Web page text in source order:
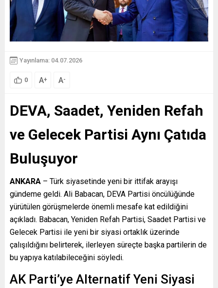
Yayınlama: 04.07.2026
0 A+ A-
DEVA, Saadet, Yeniden Refah
ve Gelecek Partisi Aynı Çatıda
Buluşuyor
ANKARA – Türk siyasetinde yeni bir ittifak arayışı
gündeme geldi. Ali Babacan, DEVA Partisi öncülüğünde
yürütülen görüşmelerde önemli mesafe kat edildiğini
açıkladı. Babacan, Yeniden Refah Partisi, Saadet Partisi ve
Gelecek Partisi ile yeni bir siyasi ortaklık üzerinde
çalışıldığını belirterek, ilerleyen süreçte başka partilerin de
bu yapıya katılabileceğini söyledi.
AK Parti’ye Alternatif Yeni Siyasi